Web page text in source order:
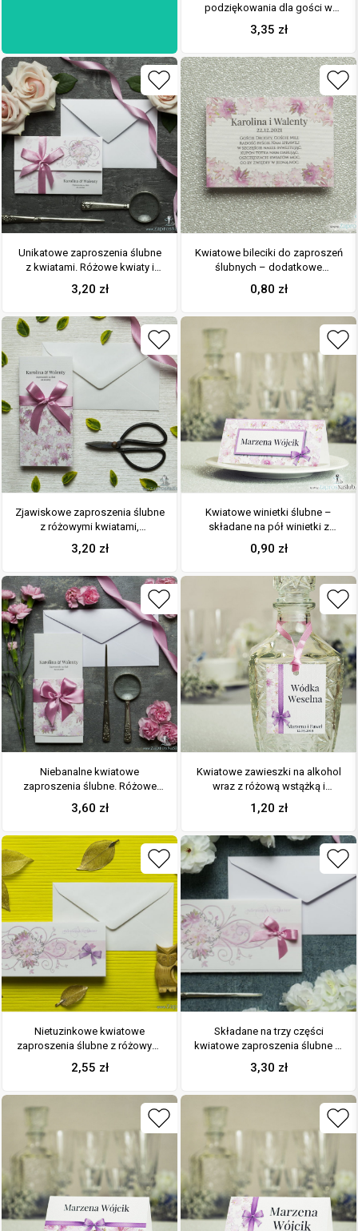
podziękowania dla gości w
formie pudełek na ciasto z
motywem różowych kwiatów
3,35 zł
Unikatowe zaproszenia ślubne
z kwiatami. Różowe kwiaty i
wstążka w kolorze brudny róż.
ZAP-93-09
3,20 zł
Kwiatowe bileciki do zaproszeń
ślubnych – dodatkowe
karteczki władane do
zaproszeń z różowymi kwiatami
0,80 zł
Zjawiskowe zaproszenia ślubne
z różowymi kwiatami,
przewiązane wstążką
satynowaną w kolorze brudny
3,20 zł
Kwiatowe winietki ślubne –
składane na pół winietki z
różowymi kwiatami,
prostokątem oraz malowaną
0,90 zł
Niebanalne kwiatowe
zaproszenia ślubne. Różowe
kwiaty, wstążka w kolorze
brudny róż i wnętrze wkładane
3,60 zł
Kwiatowe zawieszki na alkohol
wraz z różową wstążką i
pionowym motywem różowych
kwiatów
1,20 zł
Nietuzinkowe kwiatowe
zaproszenia ślubne z różowymi
kwiatami i motywem ozdobnym.
ZAP-94-09
2,55 zł
Składane na trzy części
kwiatowe zaproszenia ślubne w
formacie DL. Różowe kwiaty,
kokardka w kolorze brudny róż i
3,30 zł